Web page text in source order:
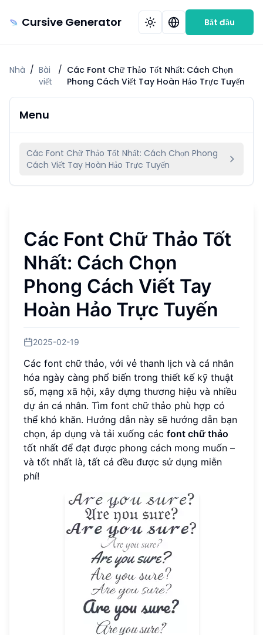
Cursive Generator Bắt đầu
Nhà / Bài
viết
/ Các Font Chữ Thảo Tốt Nhất: Cách Chọn
Phong Cách Viết Tay Hoàn Hảo Trực Tuyến
Menu
Các Font Chữ Thảo Tốt Nhất: Cách Chọn Phong
Cách Viết Tay Hoàn Hảo Trực Tuyến
Các Font Chữ Thảo Tốt
Nhất: Cách Chọn
Phong Cách Viết Tay
Hoàn Hảo Trực Tuyến
2025-02-19
Các font chữ thảo, với vẻ thanh lịch và cá nhân
hóa ngày càng phổ biến trong thiết kế kỹ thuật
số, mạng xã hội, xây dựng thương hiệu và nhiều
dự án cá nhân. Tìm font chữ thảo phù hợp có
thể khó khăn. Hướng dẫn này sẽ hướng dẫn bạn
chọn, áp dụng và tải xuống các font chữ thảo
tốt nhất để đạt được phong cách mong muốn –
và tốt nhất là, tất cả đều được sử dụng miễn
phí!